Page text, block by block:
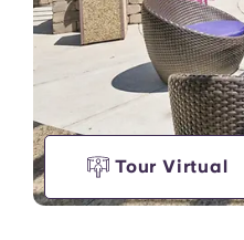
Tour Virtual
Unidad modelo